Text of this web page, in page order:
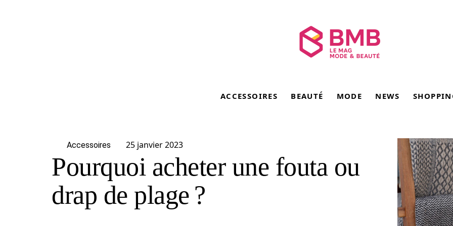
ACCESSOIRES BEAUTÉ MODE NEWS
Accessoires 25 janvier 2023
Pourquoi acheter une fouta ou
drap de plage ?